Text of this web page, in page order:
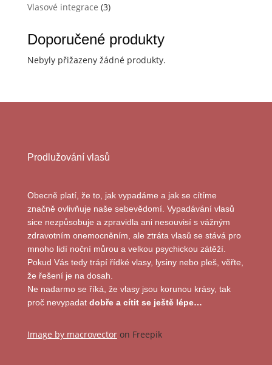
Vlasové integrace (3)
Doporučené produkty
Nebyly přižazeny žádné produkty.
Prodlužování vlasů
Obecně platí, že to, jak vypadáme a jak se cítíme
značně ovlivňuje naše sebevědomí. Vypadávání vlasů
sice nezpůsobuje a zpravidla ani nesouvisí s vážným
zdravotním onemocněním, ale ztráta vlasů se stává pro
mnoho lidí noční můrou a velkou psychickou zátěží.
Pokud Vás tedy trápí řídké vlasy, lysiny nebo pleš, věřte,
že řešení je na dosah.
Ne nadarmo se říká, že vlasy jsou korunou krásy, tak
proč nevypadat dobře a cítit se ještě lépe…
Image by macrovectoron Freepik